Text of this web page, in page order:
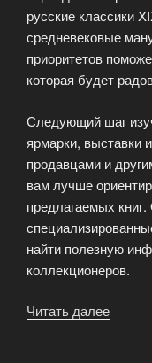
русские классики
средневековые
приоритетов
которая будет
Следующий шаг
ярмарки, выставки
продавцами и
вам лучше
предлагаемых
найти полезную
коллекционеров.
Читать далее